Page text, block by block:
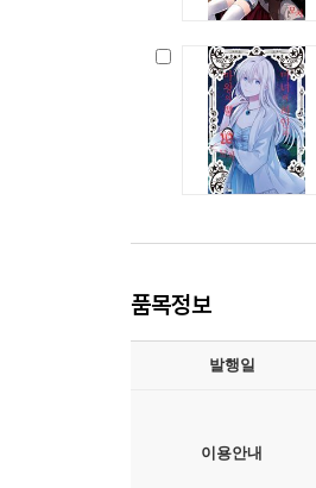
품목정보
발행일
이용안내